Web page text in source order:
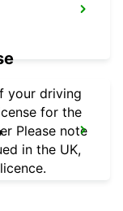
your driving
for the
Please note
in the UK,